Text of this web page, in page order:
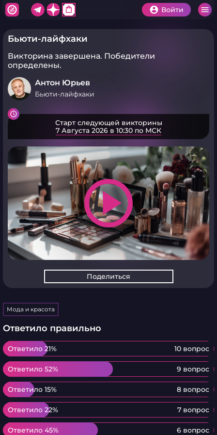
shopping_bag Войти
Бьюти-лайфхаки
Викторина завершена. Победители
определены.
Антон Юрьев
Бьюти-лайфхаки
Старт следующей викторины
7 Августа 2026 в 10:30 по МСК
play_arrow
Поделиться
Мода и красота
Ответило правильно
Ответило 21% 10 вопрос
Ответило 21%
Ответило 52% 9 вопрос
Ответило 52%
Ответило 15% 8 вопрос
Ответило 15%
Ответило 22% 7 вопрос
Ответило 22%
Ответило 45% 6 вопрос
Ответило 45%